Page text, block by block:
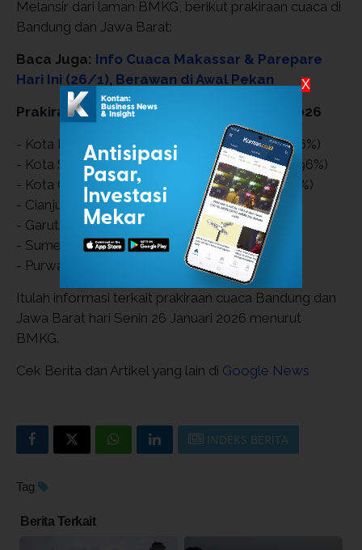
Melansir dari laman BMKG, berikut prakiraan cuaca di
Bandung dan Jawa Barat:
Baca Juga: Info Cuaca Makassar & Parepare
Hari Ini (26/1), Berawan di Awal Pekan
Prakiraan Cuaca Jawa Barat 26 Januari 2026
- Kota Bandung: Hujan Ringan (19–26 °C, 66–96%)
- Kota Sukabumi: Hujan RIngan (20–27 °C, 60–96%)
- Kota Cirebon: Hujan Ringan (24–29 °C, 71–86%)
- Cianjur: Hujan Ringan (19–27 °C, 62–97%)
- Garut: Hujan Ringan (17–24 °C, 59–96%)
- Sumedang: Hujan Ringan (21–27 °C, 69–96%)
- Purwakarta: Berawan (23–28 °C, 72–90%)
Itulah informasi terkait prakiraan cuaca Bandung dan
Jawa Barat hari Senin 26 Januari 2026 menurut
BMKG.
Cek Berita dan Artikel yang lain di Google News
INDEKS BERITA
Tag
Berita Terkait
X